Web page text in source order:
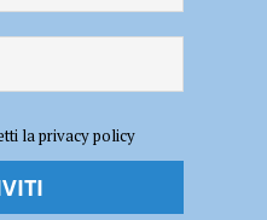
per Calarco
la privacy policy